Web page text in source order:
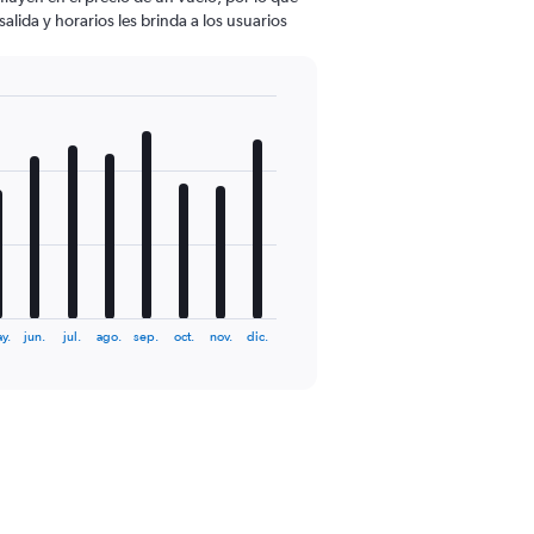
y horarios les brinda a los usuarios
jun. jul. ago. sep. oct. nov. dic.